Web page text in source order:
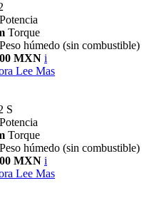
Potencia
Torque
Peso húmedo (sin combustible)
MXN i
Lee Mas
S
Potencia
Torque
Peso húmedo (sin combustible)
MXN i
Lee Mas